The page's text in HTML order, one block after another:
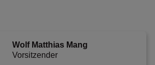
Wolf Matthias Mang
Vorsitzender